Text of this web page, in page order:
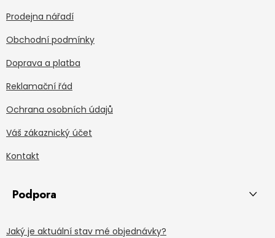
Prodejna nářadí
Obchodní podmínky
Doprava a platba
Reklamační řád
Ochrana osobních údajů
Váš zákaznický účet
Kontakt
Podpora
Jaký je aktuální stav mé objednávky?